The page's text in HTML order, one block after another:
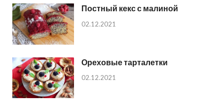
Постный кекс с малиной
02.12.2021
Ореховые тарталетки
02.12.2021